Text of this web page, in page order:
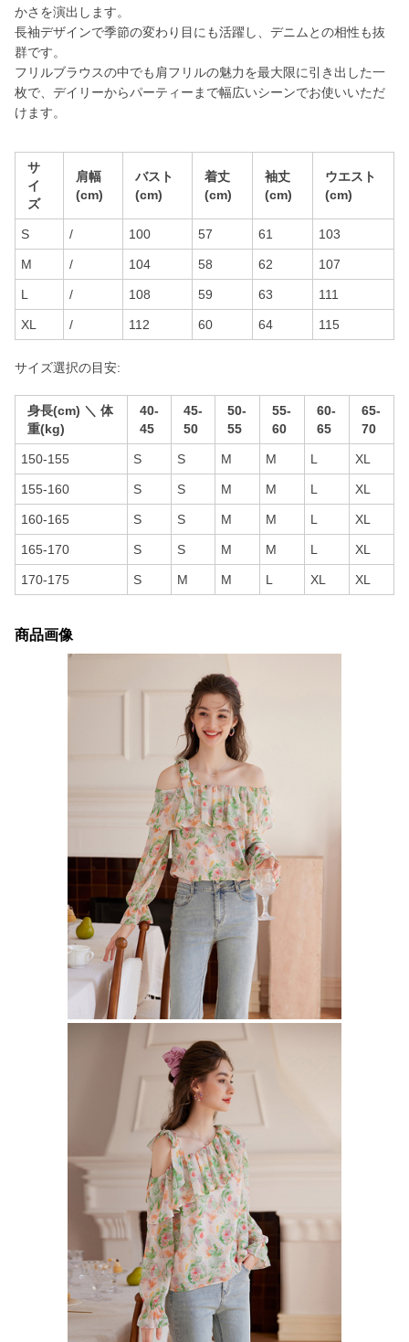
かさを演出します。
長袖デザインで季節の変わり目にも活躍し、デニムとの相性も抜
群です。
フリルブラウスの中でも肩フリルの魅力を最大限に引き出した一
枚で、デイリーからパーティーまで幅広いシーンでお使いいただ
けます。
サ
イ
ズ
肩幅
(cm)
バスト
(cm)
着丈
(cm)
袖丈
(cm)
ウエスト
(cm)
S / 100 57 61 103
M / 104 58 62 107
L / 108 59 63 111
XL / 112 60 64 115
サイズ選択の目安:
身長(cm) ＼ 体
重(kg)
40-
45
45-
50
50-
55
55-
60
60-
65
65-
70
150-155 S S M M L XL
155-160 S S M M L XL
160-165 S S M M L XL
165-170 S S M M L XL
170-175 S M M L XL XL
商品画像